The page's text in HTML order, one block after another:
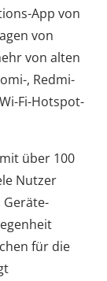
App von
von
von alten
, Redmi-
Fi-Hotspot-
über 100
Nutzer
für die